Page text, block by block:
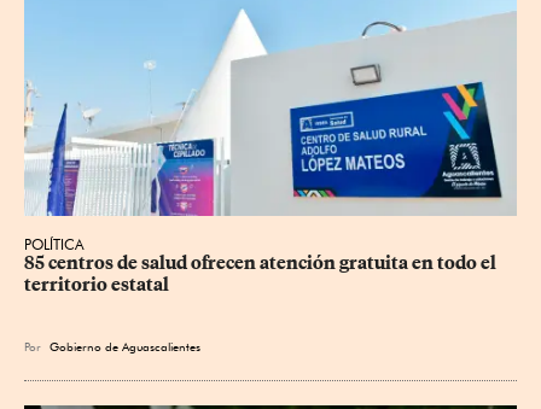
POLÍTICA
85 centros de salud ofrecen atención gratuita en todo el
territorio estatal
Por Gobierno de Aguascalientes